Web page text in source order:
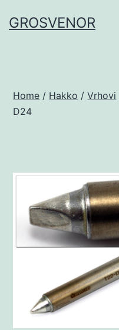
toGROSVENOR
Home / Hakko /Vrhovi
D24